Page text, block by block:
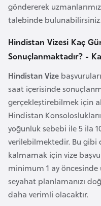
göndererek
talebinde bulunabilirsiniz.
Hindistan Vizesi Kaç
Sonuçlanmaktadır? -
Hindistan Vize
saat içerisinde
gerçekleştirebilmek için
Hindistan
yoğunluk sebebi ile 5 ila
verilebilmektedir. Bu gibi
kalmamak için vize
minimum 1 ay
seyahat planlamanızı
daha verimli olacaktır.
B
u
r
i
s
t
a
n
E
r
m